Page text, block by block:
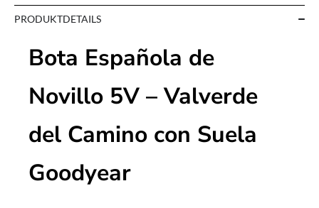
PRODUKTDETAILS
Bota Española de
Novillo 5V – Valverde
del Camino con Suela
Goodyear